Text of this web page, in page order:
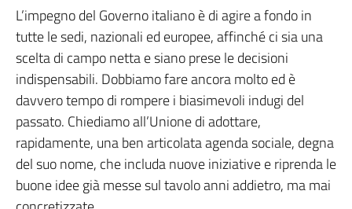
L’impegno del Governo italiano è di agire a fondo in
tutte le sedi, nazionali ed europee, affinché ci sia una
scelta di campo netta e siano prese le decisioni
indispensabili. Dobbiamo fare ancora molto ed è
davvero tempo di rompere i biasimevoli indugi del
passato. Chiediamo all’Unione di adottare,
rapidamente, una ben articolata agenda sociale, degna
del suo nome, che includa nuove iniziative e riprenda le
buone idee già messe sul tavolo anni addietro, ma mai